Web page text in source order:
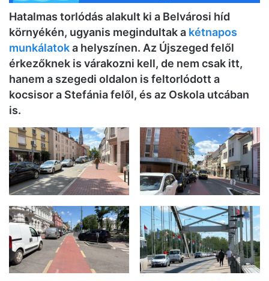
Hatalmas torlódás alakult ki a Belvárosi híd
környékén, ugyanis megindultak a kétnapos
munkálatoka helyszínen. Az Újszeged felől
érkezőknek is várakozni kell, de nem csak itt,
hanem a szegedi oldalon is feltorlódott a
kocsisor a Stefánia felől, és az Oskola utcában
is.